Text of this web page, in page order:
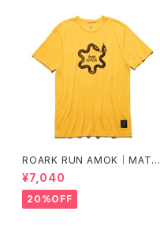
ROARK RUN AMOK｜MATHI
S CORE SS col.SUNBURST
¥7,040
20%OFF